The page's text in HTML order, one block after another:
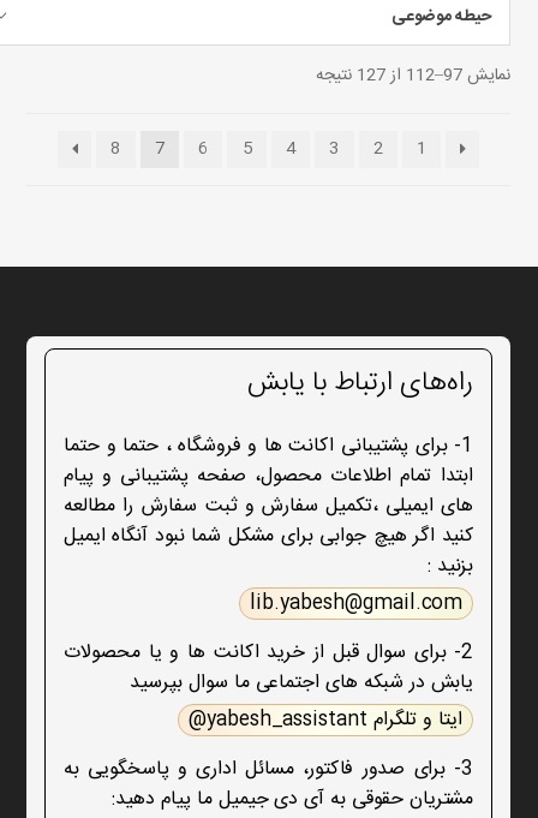
حیطه موضوعی
نمایش 97–112 از 127 نتیجه
1
2
3
4
5
6
7
8
راه‌های ارتباط با یابش
1- برای پشتیبانی اکانت ها و فروشگاه ، حتما و حتما
ابتدا تمام اطلاعات محصول، صفحه پشتیبانی و پیام
های ایمیلی ،تکمیل سفارش و ثبت سفارش را مطالعه
کنید اگر هیچ جوابی برای مشکل شما نبود آنگاه ایمیل
بزنید :
lib.yabesh@gmail.com
2- برای سوال قبل از خرید اکانت ها و یا محصولات
یابش در شبکه های اجتماعی ما سوال بپرسید
ایتا و تلگرام yabesh_assistant@
3- برای صدور فاکتور، مسائل اداری و پاسخگویی به
مشتریان حقوقی به آی دی جیمیل ما پیام دهید: